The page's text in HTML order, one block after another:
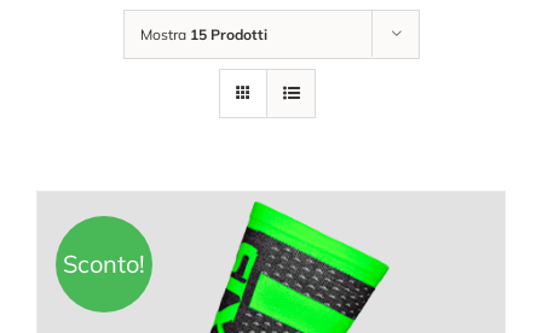
Mostra 15 Prodotti
Sconto!